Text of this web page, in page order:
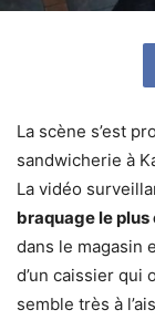
La scène s’est
sandwicherie à
La vidéo
braquage le
dans le magasin
d’un caissier
semble très à